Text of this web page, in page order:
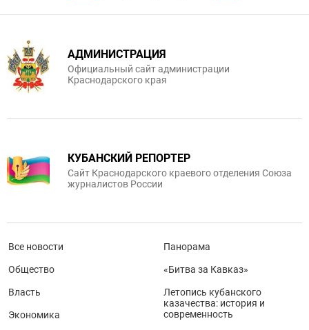
АДМИНИСТРАЦИЯ
Официальный сайт администрации
Краснодарского края
КУБАНСКИЙ РЕПОРТЕР
Сайт Краснодарского краевого отделения Союза
журналистов России
Все новости
Общество
Власть
Экономика
Панорама
«Битва за Кавказ»
Летопись кубанского
казачества: история и
современность